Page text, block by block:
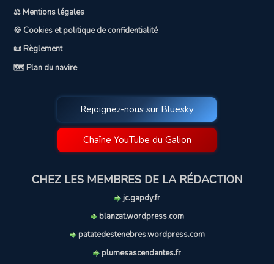
⚖️ Mentions légales
🍪 Cookies et politique de confidentialité
📜 Règlement
🗺️ Plan du navire
Rejoignez-nous sur Bluesky
Chaîne YouTube du Galion
CHEZ LES MEMBRES DE LA RÉDACTION
jc.gapdy.fr
blanzat.wordpress.com
patatedestenebres.wordpress.com
plumesascendantes.fr